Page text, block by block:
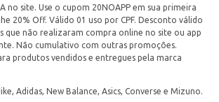
no site. Use o cupom 20NOAPP em sua primeira
20% Off. Válido 01 uso por CPF. Desconto válido
que não realizaram compra online no site ou app
Não cumulativo com outras promoções.
produtos vendidos e entregues pela marca
Adidas, New Balance, Asics, Converse e Mizuno.